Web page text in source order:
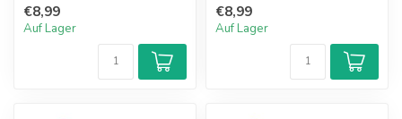
€8,99
Auf Lager
€8,99
Auf Lager